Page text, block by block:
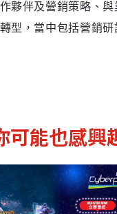
夥伴及營銷策略、
型，當中包括營銷
可能也感興